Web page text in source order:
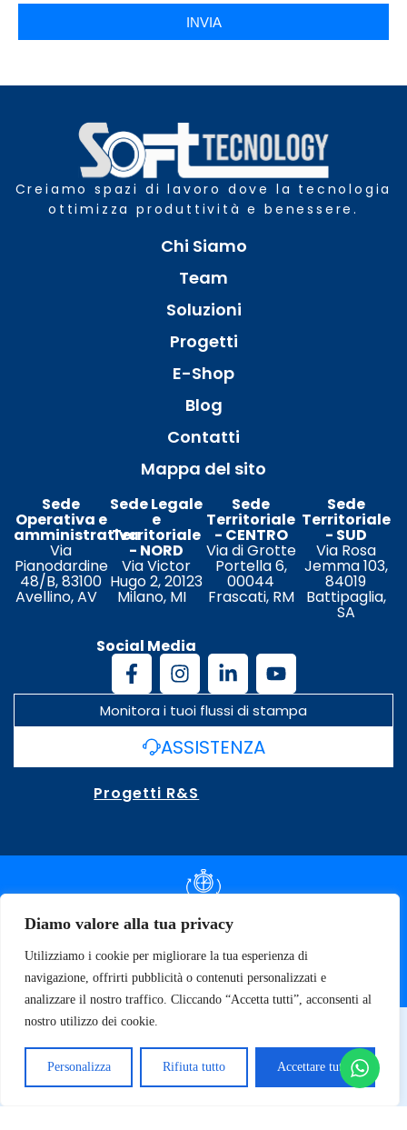
Diamo valore alla tua privacy
Utilizziamo i cookie per migliorare la tua esperienza di
navigazione, offrirti pubblicità o contenuti personalizzati e
analizzare il nostro traffico. Cliccando “Accetta tutti”, acconsenti al
nostro utilizzo dei cookie.
Personalizza Rifiuta tutto Accettare tutto
INVIA
Creiamo spazi di lavoro dove la tecnologia
ottimizza produttività e benessere.
Chi Siamo
Team
Soluzioni
Progetti
E-Shop
Blog
Contatti
Mappa del sito
Sede
Operativa e
amministrativa
Via
Pianodardine
48/B, 83100
Avellino, AV
Sede Legale
e
Territoriale
- NORD
Via Victor
Hugo 2, 20123
Milano, MI
Sede
Territoriale
- CENTRO
Via di Grotte
Portella 6,
00044
Frascati, RM
Sede
Territoriale
- SUD
Via Rosa
Jemma 103,
84019
Battipaglia,
SA
Social Media
Monitora i tuoi flussi di stampa
ASSISTENZA
Progetti R&S
DOCUMENTAZIONE SLA
SPECIFICHE TECNICHE
© 2026 SOFT TECNOLOGY | P.IVA 02137470643
Privacy Policy